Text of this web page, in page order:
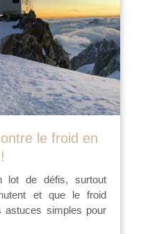
le froid en
lot de défis, surtout
et que le froid
astuces simples pour